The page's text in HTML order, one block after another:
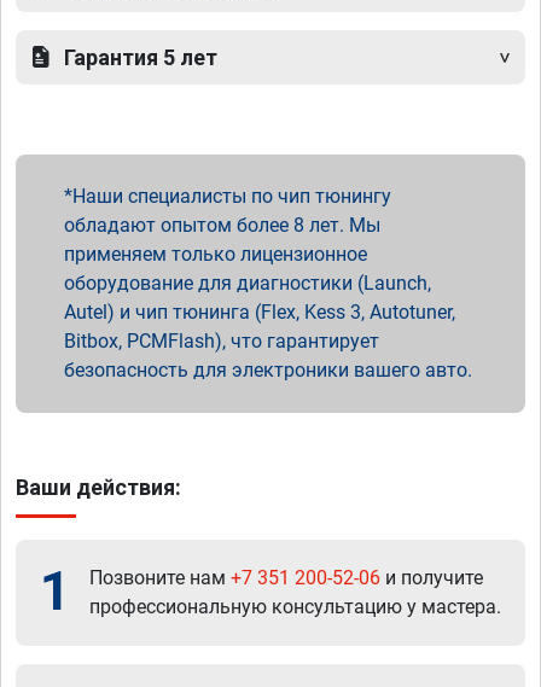
Гарантия 5 лет
Наши специалисты по чип тюнингу
обладают опытом более 8 лет. Мы
применяем только лицензионное
оборудование для диагностики (Launch,
Autel) и чип тюнинга (Flex, Kess 3, Autotuner,
Bitbox, PCMFlash), что гарантирует
безопасность для электроники вашего авто.
Ваши действия:
1 Позвоните нам +7 351 200-52-06 и получите
профессиональную консультацию у мастера.